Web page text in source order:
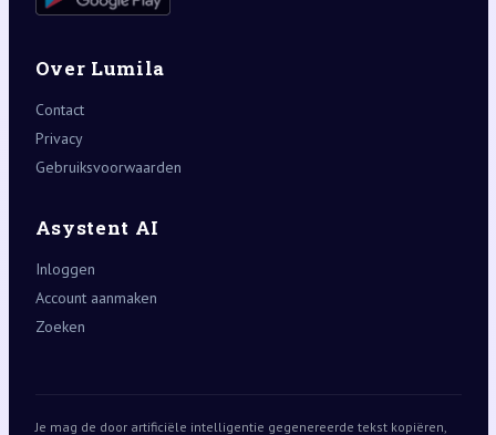
Over Lumila
Contact
Privacy
Gebruiksvoorwaarden
Asystent AI
Inloggen
Account aanmaken
Zoeken
Je mag de door artificiële intelligentie gegenereerde tekst kopiëren,